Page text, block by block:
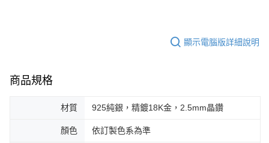
顯示電腦版詳細說明
商品規格
材質 925純銀，精鍍18K金，2.5mm晶鑽
顏色 依訂製色系為準